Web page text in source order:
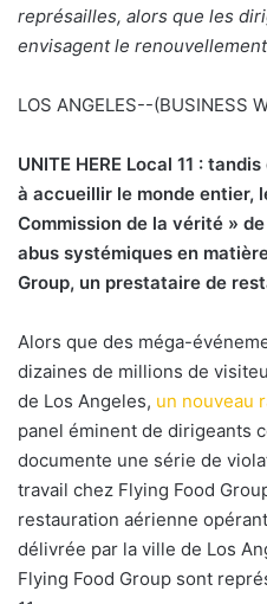
représailles, alors que les
envisagent le
LOS ANGELES--(BUSINESS
UNITE HERE Local 11 :
à accueillir le monde entier,
Commission de la vérité »
abus systémiques en
Group, un prestataire de
Alors que des méga-
dizaines de millions de
de Los Angeles, un nouveau
panel éminent de dirigeants
documente une série de
travail chez Flying Food
restauration aérienne
délivrée par la ville de Los
Flying Food Group sont